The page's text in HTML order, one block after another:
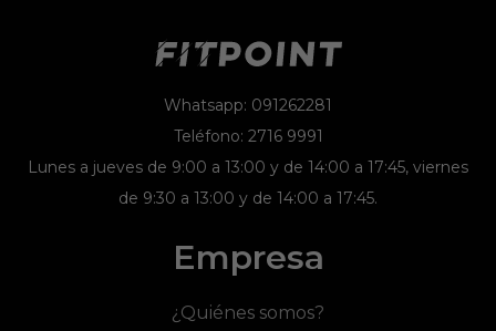
Whatsapp: 091262281
Teléfono: 2716 9991
Lunes a jueves de 9:00 a 13:00 y de 14:00 a 17:45, viernes
de 9:30 a 13:00 y de 14:00 a 17:45.
Empresa
¿Quiénes somos?